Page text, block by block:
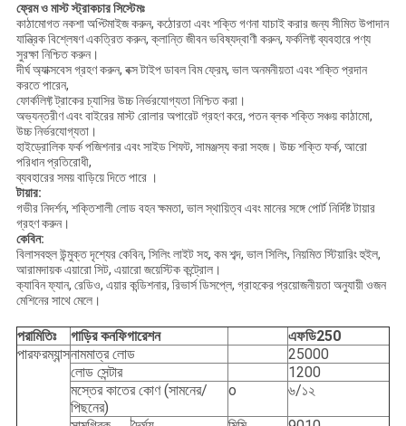
ফ্রেম ও মাস্ট স্ট্রাকচার সিস্টেমঃ
কাঠামোগত নকশা অপ্টিমাইজ করুন, কঠোরতা এবং শক্তি গণনা যাচাই করার জন্য সীমিত উপাদান
যান্ত্রিক বিশ্লেষণ একত্রিত করুন, ক্লান্তি জীবন ভবিষ্যদ্বাণী করুন, ফর্কলিফ্ট ব্যবহারে পণ্য
সুরক্ষা নিশ্চিত করুন।
দীর্ঘ অ্যাক্সবেস গ্রহণ করুন, বক্স টাইপ ডাবল বিম ফ্রেম, ভাল অনমনীয়তা এবং শক্তি প্রদান
করতে পারেন,
ফোর্কলিফ্ট ট্রাকের চ্যাসির উচ্চ নির্ভরযোগ্যতা নিশ্চিত করা।
অভ্যন্তরীণ এবং বাইরের মাস্ট রোলার অপারেট গ্রহণ করে, পতন ব্লক শক্তি সঞ্চয় কাঠামো,
উচ্চ নির্ভরযোগ্যতা।
হাইড্রোলিক ফর্ক পজিশনার এবং সাইড শিফট, সামঞ্জস্য করা সহজ। উচ্চ শক্তি ফর্ক, আরো
পরিধান প্রতিরোধী,
ব্যবহারের সময় বাড়িয়ে দিতে পারে ।
টায়ার:
গভীর নিদর্শন, শক্তিশালী লোড বহন ক্ষমতা, ভাল স্থায়িত্ব এবং মানের সঙ্গে পোর্ট নির্দিষ্ট টায়ার
গ্রহণ করুন।
কেবিন:
বিলাসবহুল উন্মুক্ত দৃশ্যের কেবিন, সিলিং লাইট সহ, কম শব্দ, ভাল সিলিং, নিয়মিত স্টিয়ারিং হুইল,
আরামদায়ক এয়ারো সিট, এয়ারো জয়েস্টিক কন্ট্রোল।
ক্যাবিন ফ্যান, রেডিও, এয়ার কন্ডিশনার, রিভার্স ডিসপ্লে, গ্রাহকের প্রয়োজনীয়তা অনুযায়ী ওজন
মেশিনের সাথে মেলে।
পরামিতিঃ গাড়ির কনফিগারেশন এফডি250
পারফরম্যান্সনামমাত্র লোড
25000
লোড সেন্টার
1200
মস্তের কাতের কোণ (সামনের/
পিছনের)
o ৬/১২